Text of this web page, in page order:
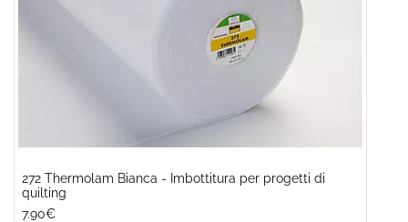
272 Thermolam Bianca - Imbottitura per progetti di
quilting
7.90€